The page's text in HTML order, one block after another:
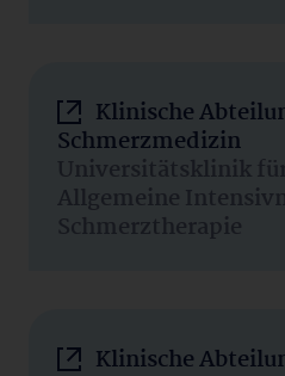
Klinische
Schmerzmedizin
Universitätsklinik
Allgemeine
Schmerztherapie
Klinische